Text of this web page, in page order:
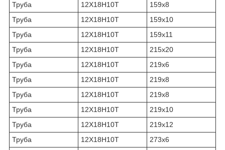
Труба
12Х18Н10Т
159х8
Труба
12Х18Н10Т
159х10
Труба
12Х18Н10Т
159х11
Труба
12Х18Н10Т
215х20
Труба
12Х18Н10Т
219х6
Труба
12Х18Н10Т
219х8
Труба
12Х18Н10Т
219х8
Труба
12Х18Н10Т
219х10
Труба
12Х18Н10Т
219х12
Труба
12Х18Н10Т
273х6